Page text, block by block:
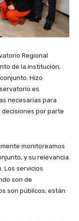
Regional
de la institución,
Hizo
es
necesarias para
decisiones por parte
monitoreamos
y su relevancia
Los servicios
son de
son públicos; están